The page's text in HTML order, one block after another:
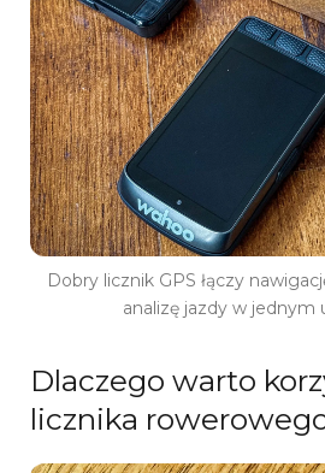
Dobry licznik GPS łączy
analizę jazdy w jednym
Dlaczego warto
licznika